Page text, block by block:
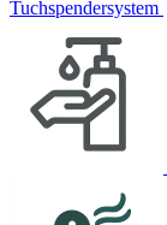
Tuchspendersystem